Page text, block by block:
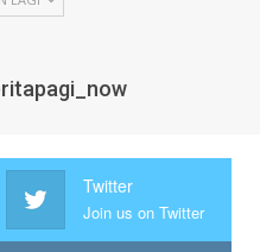
Twitter
Join us on Twitter